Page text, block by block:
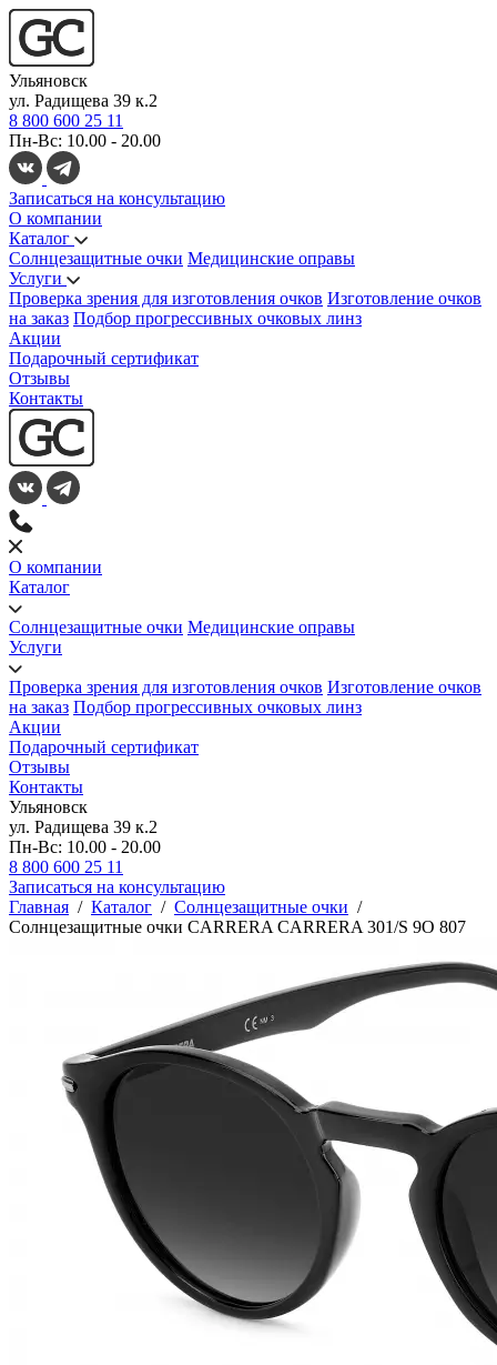
Ульяновск
ул. Радищева 39 к.2
8 800 600 25 11
Пн-Вс: 10.00 - 20.00
Записаться на консультацию
О компании
Каталог
Солнцезащитные очки Медицинские оправы
Услуги
Проверка зрения для изготовления очков Изготовление очков
на заказ Подбор прогрессивных очковых линз
Акции
Подарочный сертификат
Отзывы
Контакты
О компании
Каталог
Солнцезащитные очки Медицинские оправы
Услуги
Проверка зрения для изготовления очков Изготовление очков
на заказ Подбор прогрессивных очковых линз
Акции
Подарочный сертификат
Отзывы
Контакты
Ульяновск
ул. Радищева 39 к.2
Пн-Вс: 10.00 - 20.00
8 800 600 25 11
Записаться на консультацию
Главная / Каталог / Солнцезащитные очки /
Солнцезащитные очки CARRERA CARRERA 301/S 9O 807